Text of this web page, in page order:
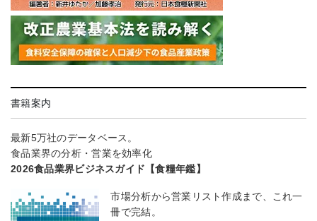
書籍案内
最新5万社のデータベース。
食品業界の分析・営業を効率化
2026食品業界ビジネスガイド【食糧年鑑】
市場分析から営業リスト作成まで、これ一
冊で完結。